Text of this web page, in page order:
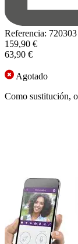
Referencia: 720303
159,90 €
63,90 €
Agotado
Como sustitución,